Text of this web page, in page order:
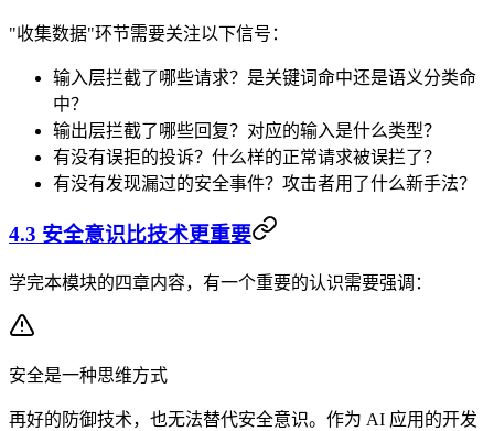
"收集数据"环节需要关注以下信号：
输入层拦截了哪些请求？是关键词命中还是语义分类命
中？
输出层拦截了哪些回复？对应的输入是什么类型？
有没有误拒的投诉？什么样的正常请求被误拦了？
有没有发现漏过的安全事件？攻击者用了什么新手法？
4.3 安全意识比技术更重要
学完本模块的四章内容，有一个重要的认识需要强调：
安全是一种思维方式
再好的防御技术，也无法替代安全意识。作为 AI 应用的开发